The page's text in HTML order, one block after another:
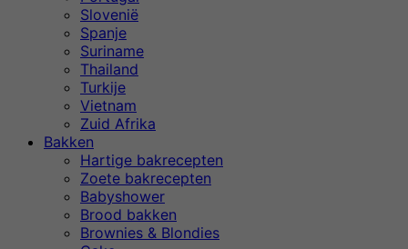
Slovenië
Spanje
Suriname
Thailand
Turkije
Vietnam
Zuid Afrika
Bakken
Hartige bakrecepten
Zoete bakrecepten
Babyshower
Brood bakken
Brownies & Blondies